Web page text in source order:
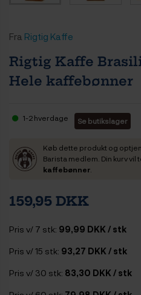
Fra Rigtig Kaffe
Rigtig Kaffe
Hele kaffebønner
1-2 hverdage Se butikslager
Køb dette produkt og optjen
Barista medlem. Din kurv
kaffebønner
159,95 DKK
Pris v/ 7 stk: 99,99 DKK / stk
Pris v/ 15 stk: 93,27 DKK / stk
Pris v/ 30 stk: 83,30 DKK / stk